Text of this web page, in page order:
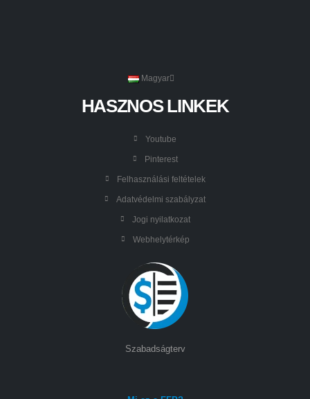
Magyar
HASZNOS LINKEK
Youtube
Pinterest
Felhasználási feltételek
Adatvédelmi szabályzat
Jogi nyilatkozat
Webhelytérkép
Szabadságterv